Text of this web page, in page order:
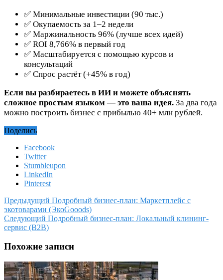
✅ Минимальные инвестиции (90 тыс.)
✅ Окупаемость за 1–2 недели
✅ Маржинальность 96% (лучше всех идей)
✅ ROI 8,766% в первый год
✅ Масштабируется с помощью курсов и
консультаций
✅ Спрос растёт (+45% в год)
Если вы разбираетесь в ИИ и можете объяснять
сложное простым языком — это ваша идея. За два года
можно построить бизнес с прибылью 40+ млн рублей.
Поделись
Facebook
Twitter
Stumbleupon
LinkedIn
Pinterest
Предыдущий Подробный бизнес-план: Маркетплейс с
экотоварами (ЭкоGooods)
Следующий Подробный бизнес-план: Локальный клининг-
сервис (B2B)
Похожие записи